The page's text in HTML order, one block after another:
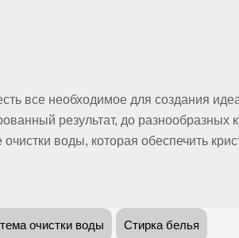
все необходимое для создания
результат, до разнообразных
воды, которая обеспечить
очистки воды Стирка белья